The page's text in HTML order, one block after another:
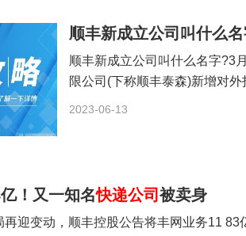
顺丰新成立公司叫什么
顺丰新成立公司叫什么名字?3
限公司(下称顺丰泰森)新增对
2023-06-13
！又一知名快递公司被卖身
再迎变动，顺丰控股公告将丰网业务11